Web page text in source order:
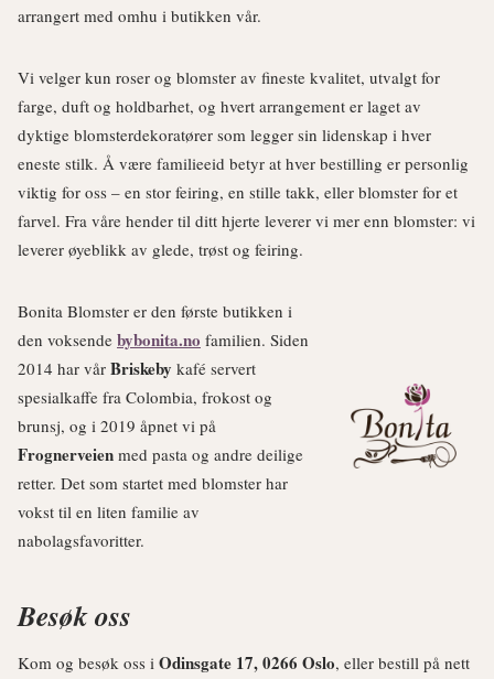
arrangert med omhu i butikken vår.
Vi velger kun roser og blomster av fineste kvalitet, utvalgt for
farge, duft og holdbarhet, og hvert arrangement er laget av
dyktige blomsterdekoratører som legger sin lidenskap i hver
eneste stilk. Å være familieeid betyr at hver bestilling er personlig
viktig for oss – en stor feiring, en stille takk, eller blomster for et
farvel. Fra våre hender til ditt hjerte leverer vi mer enn blomster: vi
leverer øyeblikk av glede, trøst og feiring.
Bonita Blomster er den første butikken i
den voksende bybonita.no familien. Siden
2014 har vår Briskeby kafé servert
spesialkaffe fra Colombia, frokost og
brunsj, og i 2019 åpnet vi på
Frognerveien med pasta og andre deilige
retter. Det som startet med blomster har
vokst til en liten familie av
nabolagsfavoritter.
Besøk oss
Kom og besøk oss i Odinsgate 17, 0266 Oslo, eller bestill på nett